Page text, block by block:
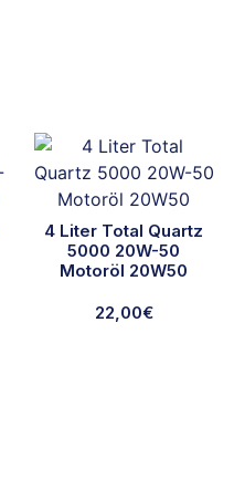
4 Liter Total Quartz
5000 20W-50
Motoröl 20W50
22,00€